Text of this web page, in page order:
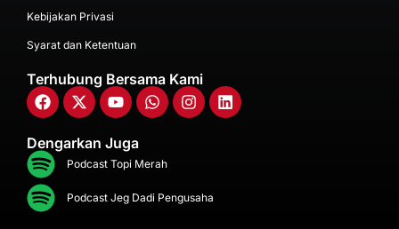
Kebijakan Privasi
Syarat dan Ketentuan
Terhubung Bersama Kami
Dengarkan Juga
Podcast Topi Merah
Podcast Jeg Dadi Pengusaha